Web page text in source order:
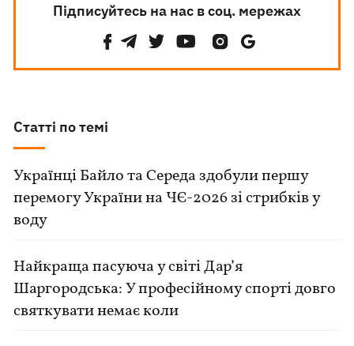
Підписуйтесь на нас в соц. мережах
Статті по темі
Українці Байло та Середа здобули першу
перемогу України на ЧЄ-2026 зі стрибків у
воду
Найкраща пасуюча у світі Дар’я
Шаргородська: У професійному спорті довго
святкувати немає коли